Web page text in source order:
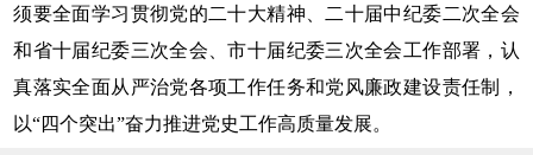
须要全面学习贯彻党的二十大精神、二十届中纪委二次全会
和省十届纪委三次全会、市十届纪委三次全会工作部署，认
真落实全面从严治党各项工作任务和党风廉政建设责任制，
以“四个突出”奋力推进党史工作高质量发展。